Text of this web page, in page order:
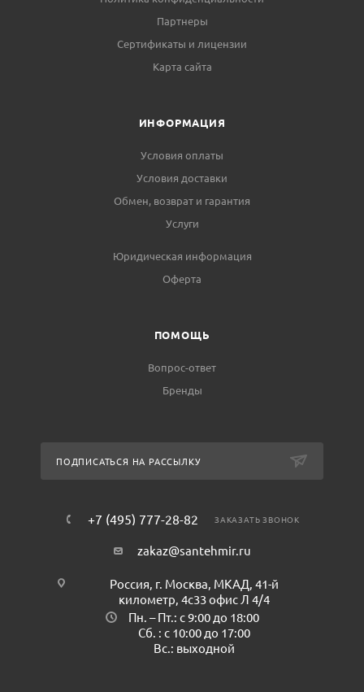
Партнеры
Сертификаты и лицензии
Карта сайта
ИНФОРМАЦИЯ
Условия оплаты
Условия доставки
Обмен, возврат и гарантия
Услуги
Юридическая информация
Оферта
ПОМОЩЬ
Вопрос-ответ
Бренды
ПОДПИСАТЬСЯ НА РАССЫЛКУ
+7 (495) 777-28-82 ЗАКАЗАТЬ ЗВОНОК
zakaz@santehmir.ru
Россия, г. Москва, МКАД, 41-й
километр, 4с33 офис Л 4/4
Пн. – Пт.: с 9:00 до 18:00
Сб. : с 10:00 до 17:00
Вс.: выходной